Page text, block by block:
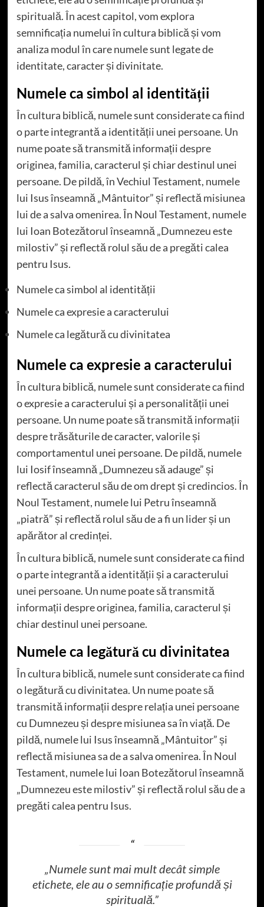
spirituală. În acest capitol, vom explora
semnificația numelui în cultura biblică și vom
analiza modul în care numele sunt legate de
identitate, caracter și divinitate.
Numele ca simbol al identității
În cultura biblică, numele sunt considerate ca fiind
o parte integrantă a identității unei persoane. Un
nume poate să transmită informații despre
originea, familia, caracterul și chiar destinul unei
persoane. De pildă, în Vechiul Testament, numele
lui Isus înseamnă „Mântuitor” și reflectă misiunea
lui de a salva omenirea. În Noul Testament, numele
lui Ioan Botezătorul înseamnă „Dumnezeu este
milostiv” și reflectă rolul său de a pregăti calea
pentru Isus.
Numele ca simbol al identității
Numele ca expresie a caracterului
Numele ca legătură cu divinitatea
Numele ca expresie a caracterului
În cultura biblică, numele sunt considerate ca fiind
o expresie a caracterului și a personalității unei
persoane. Un nume poate să transmită informații
despre trăsăturile de caracter, valorile și
comportamentul unei persoane. De pildă, numele
lui Iosif înseamnă „Dumnezeu să adauge” și
reflectă caracterul său de om drept și credincios. În
Noul Testament, numele lui Petru înseamnă
„piatră” și reflectă rolul său de a fi un lider și un
apărător al credinței.
În cultura biblică, numele sunt considerate ca fiind
o parte integrantă a identității și a caracterului
unei persoane. Un nume poate să transmită
informații despre originea, familia, caracterul și
chiar destinul unei persoane.
Numele ca legătură cu divinitatea
În cultura biblică, numele sunt considerate ca fiind
o legătură cu divinitatea. Un nume poate să
transmită informații despre relația unei persoane
cu Dumnezeu și despre misiunea sa în viață. De
pildă, numele lui Isus înseamnă „Mântuitor” și
reflectă misiunea sa de a salva omenirea. În Noul
Testament, numele lui Ioan Botezătorul înseamnă
„Dumnezeu este milostiv” și reflectă rolul său de a
pregăti calea pentru Isus.
„Numele sunt mai mult decât simple
etichete, ele au o semnificație profundă și
spirituală.”